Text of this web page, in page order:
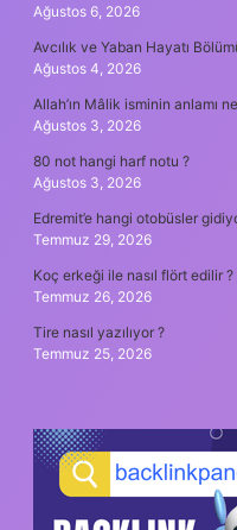
Ağustos 6, 2026
Avcılık ve Yaban Hayatı
Ağustos 4, 2026
Allah’ın Mâlik isminin anlamı
Ağustos 3, 2026
80 not hangi harf notu ?
Ağustos 3, 2026
Edremit’e hangi otobüsler
Temmuz 29, 2026
Koç erkeği ile nasıl flört edilir ?
Temmuz 26, 2026
Tire nasıl yazılıyor ?
Temmuz 25, 2026